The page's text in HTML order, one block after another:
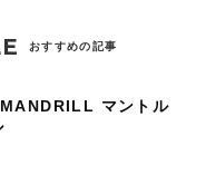
おすすめの記事
マントル